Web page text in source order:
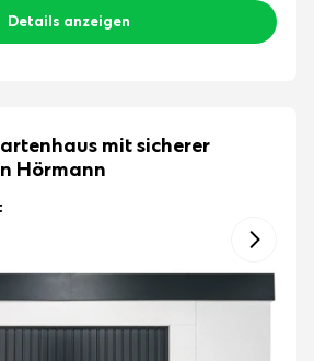
Details anzeigen
mit sicherer
Hörmann